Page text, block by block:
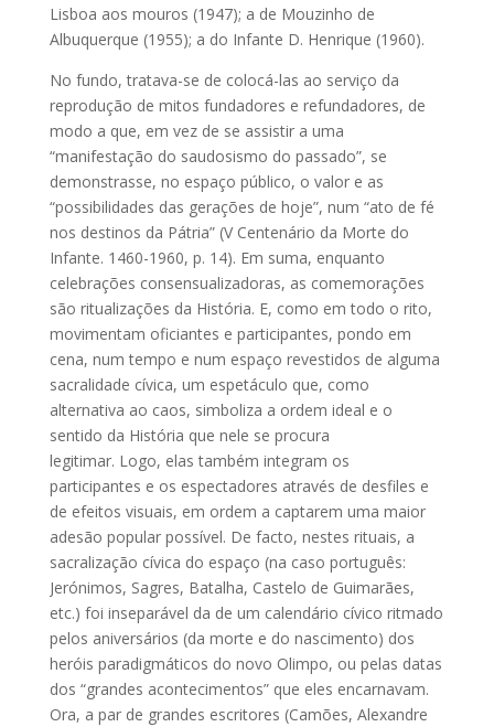
Lisboa aos mouros (1947); a de Mouzinho de
Albuquerque (1955); a do Infante D. Henrique (1960).
No fundo, tratava-se de colocá-las ao serviço da
reprodução de mitos fundadores e refundadores, de
modo a que, em vez de se assistir a uma
“manifestação do saudosismo do passado”, se
demonstrasse, no espaço público, o valor e as
“possibilidades das gerações de hoje”, num “ato de fé
nos destinos da Pátria” (V Centenário da Morte do
Infante. 1460-1960, p. 14). Em suma, enquanto
celebrações consensualizadoras, as comemorações
são ritualizações da História. E, como em todo o rito,
movimentam oficiantes e participantes, pondo em
cena, num tempo e num espaço revestidos de alguma
sacralidade cívica, um espetáculo que, como
alternativa ao caos, simboliza a ordem ideal e o
sentido da História que nele se procura
legitimar. Logo, elas também integram os
participantes e os espectadores através de desfiles e
de efeitos visuais, em ordem a captarem uma maior
adesão popular possível. De facto, nestes rituais, a
sacralização cívica do espaço (na caso português:
Jerónimos, Sagres, Batalha, Castelo de Guimarães,
etc.) foi inseparável da de um calendário cívico ritmado
pelos aniversários (da morte e do nascimento) dos
heróis paradigmáticos do novo Olimpo, ou pelas datas
dos “grandes acontecimentos” que eles encarnavam.
Ora, a par de grandes escritores (Camões, Alexandre